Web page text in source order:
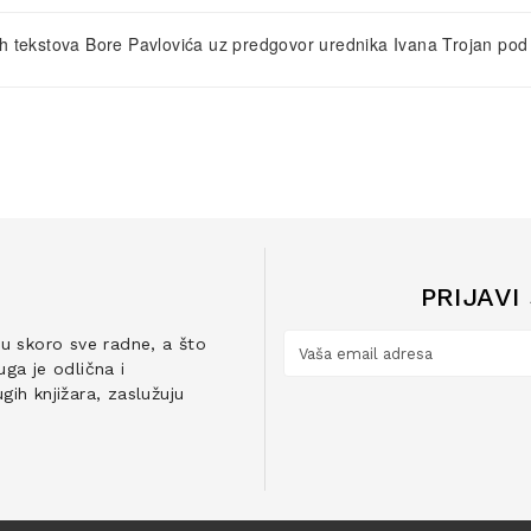
Bore Pavlovića uz predgovor urednika Ivana Trojan
skoro sve radne, a što
je odlična i
knjižara, zaslužuju